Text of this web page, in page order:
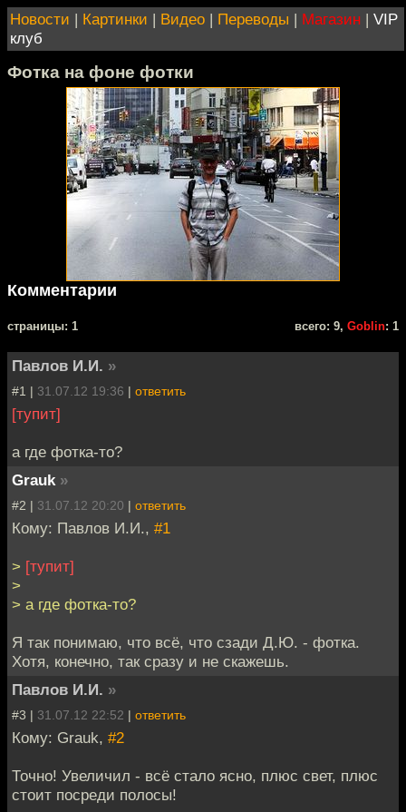
Новости | Картинки | Видео | Переводы | Магазин | VIP
клуб
Фотка на фоне фотки
Комментарии
cтраницы: 1 всего: 9, Goblin: 1
Павлов И.И. »
#1 | 31.07.12 19:36 | ответить
[тупит]
а где фотка-то?
Grauk »
#2 | 31.07.12 20:20 | ответить
Кому: Павлов И.И., #1
> [тупит]
>
> а где фотка-то?
Я так понимаю, что всё, что сзади Д.Ю. - фотка.
Хотя, конечно, так сразу и не скажешь.
Павлов И.И. »
#3 | 31.07.12 22:52 | ответить
Кому: Grauk, #2
Точно! Увеличил - всё стало ясно, плюс свет, плюс
стоит посреди полосы!